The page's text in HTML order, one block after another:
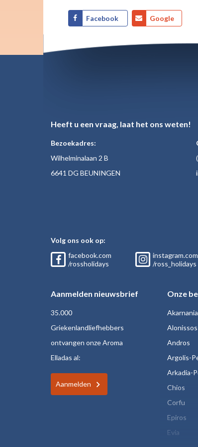
Facebook Google
Heeft u een vraag, laat het ons weten!
Bezoekadres:
Wilhelminalaan 2 B
6641 DG BEUNINGEN
Volg ons ook op:
facebook.com
/rossholidays
instagram.com
/ross_holidays
Aanmelden nieuwsbrief
35.000
Griekenlandliefhebbers
ontvangen onze Aroma
Elladas al:
Aanmelden
Onze
Akarnania
Alonissos
Andros
Argolis-
Arkadia-
Chios
Corfu
Epiros
Evia